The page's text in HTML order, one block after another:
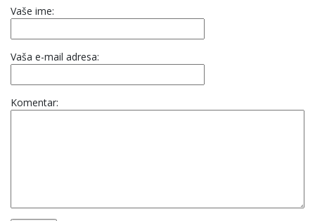
Vaše ime:
Vaša e-mail adresa:
Komentar: